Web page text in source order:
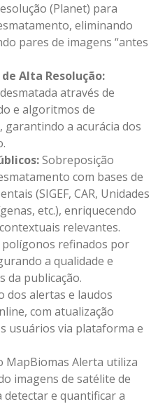
(Planet) para
eliminando
pares de imagens “antes
Alta Resolução:
através de
e algoritmos de
garantindo a acurácia dos
Sobreposição
com bases de
(SIGEF, CAR, Unidades
etc.), enriquecendo
relevantes.
polígonos refinados por
a qualidade e
da publicação.
dos alertas e laudos
com atualização
usuários via plataforma e
MapBiomas Alerta utiliza
imagens de satélite de
detectar e quantificar a